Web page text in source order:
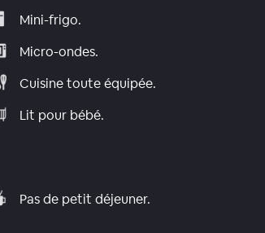
Mini-frigo.
Micro-ondes.
Cuisine toute équipée.
Lit pour bébé.
Pas de petit déjeuner.